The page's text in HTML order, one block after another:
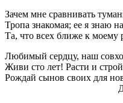
Зачем мне сравнивать
Тропа знакомая; ее я знаю
Та, что всех ближе к моему
Любимый сердцу, наш
Живи сто лет! Расти и
Рождай сынов своих для
Декабрь